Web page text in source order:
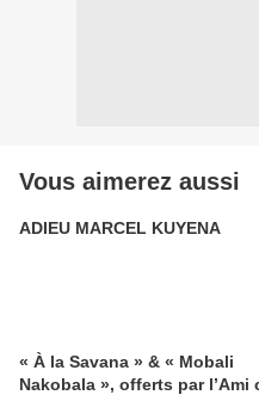
Vous aimerez aussi
ADIEU MARCEL KUYENA
« À la Savana » & « Mobali
Nakobala », offerts par l’Ami